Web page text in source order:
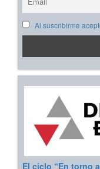
Al suscribirme
El ciclo “En torno